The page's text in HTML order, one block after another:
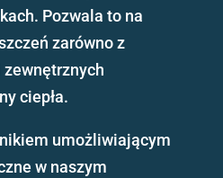
Pozwala to na
zarówno z
ciepła.
umożliwiającym
w naszym